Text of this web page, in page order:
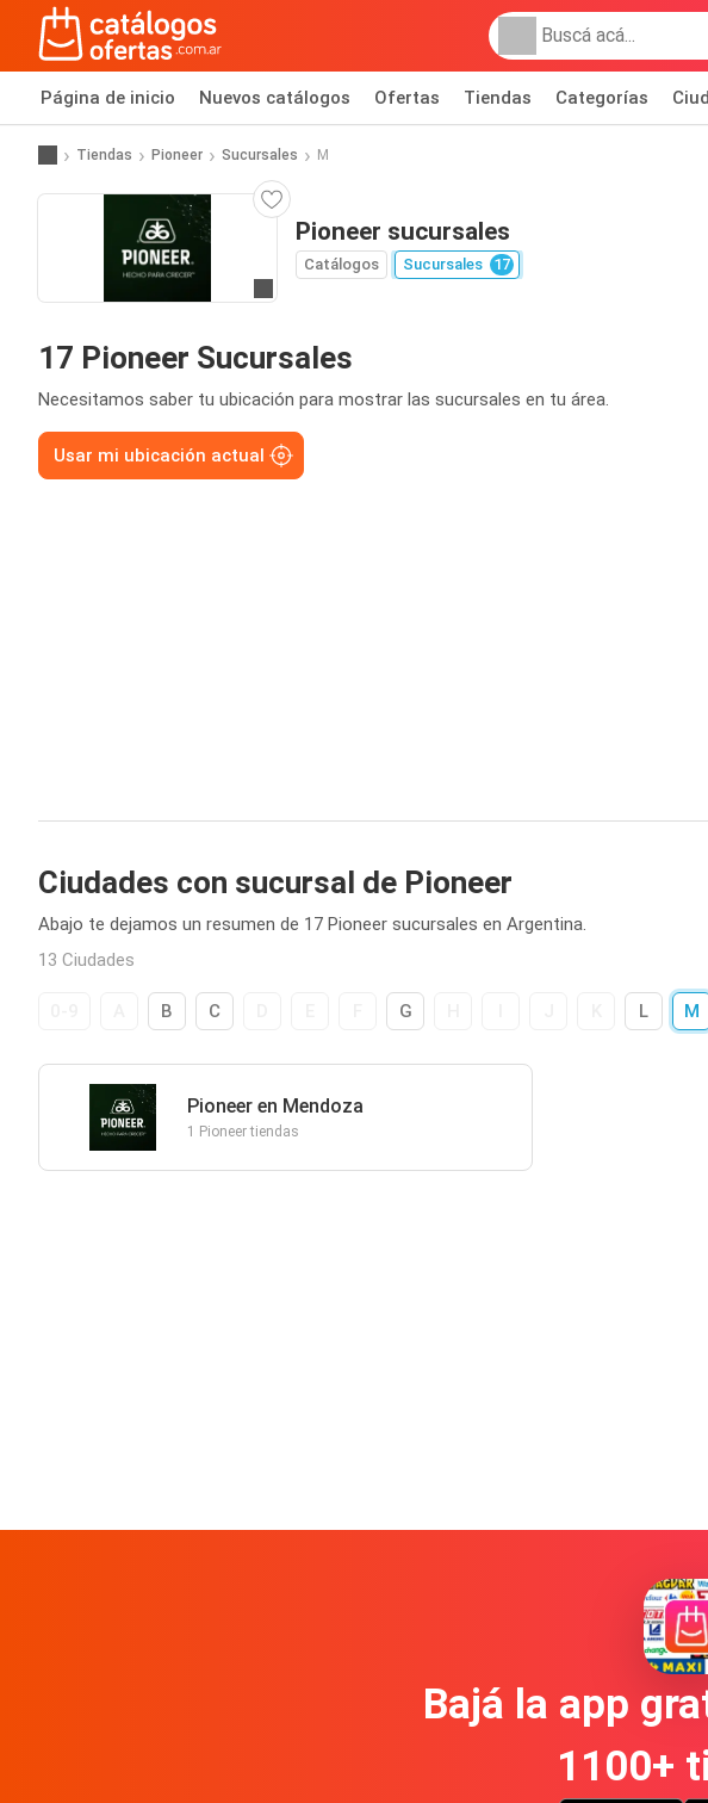
Página de inicio Nuevos catálogos Ofertas Tiendas Categorías
Tiendas Pioneer Sucursales M
Pioneer sucursales
Catálogos Sucursales 17
17 Pioneer Sucursales
Necesitamos saber tu ubicación para mostrar las sucursales en tu área.
Usar mi ubicación actual
Ciudades con sucursal de Pioneer
Abajo te dejamos un resumen de 17 Pioneer sucursales en Argentina.
13 Ciudades
B C G L M
Pioneer en Mendoza
1 Pioneer tiendas
Bajá la app
1100+